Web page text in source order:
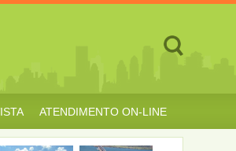
ATENDIMENTO ON-LINE